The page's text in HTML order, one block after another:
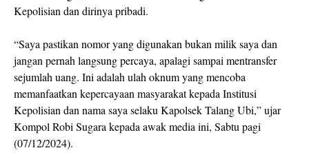
Kepolisian dan dirinya pribadi.
“Saya pastikan nomor yang digunakan bukan milik saya dan
jangan pernah langsung percaya, apalagi sampai mentransfer
sejumlah uang. Ini adalah ulah oknum yang mencoba
memanfaatkan kepercayaan masyarakat kepada Institusi
Kepolisian dan nama saya selaku Kapolsek Talang Ubi,” ujar
Kompol Robi Sugara kepada awak media ini, Sabtu pagi
(07/12/2024).